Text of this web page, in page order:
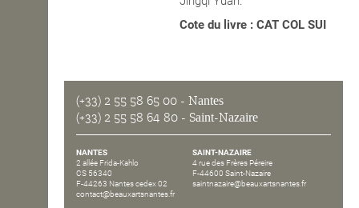
Cote du livre : CAT COL SUI
(+33) 2 55 58 65 00 - Nantes
(+33) 2 55 58 64 80 - Saint-Nazaire
NANTES
2 allée Frida-Kahlo
CS 56340
F-44263 Nantes cedex 02
contact@beauxartsnantes.fr
SAINT-NAZAIRE
4 rue des Frères Péreire
F-44600 Saint-Nazaire
saintnazaire@beauxartsnantes.fr